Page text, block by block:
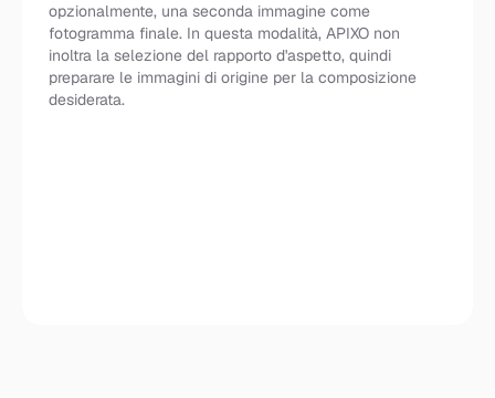
opzionalmente, una seconda immagine come
fotogramma finale. In questa modalità, APIXO non
inoltra la selezione del rapporto d'aspetto, quindi
preparare le immagini di origine per la composizione
desiderata.